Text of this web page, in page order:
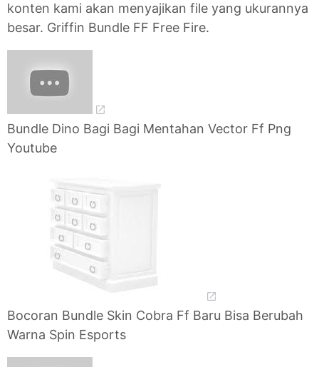
konten kami akan menyajikan file yang ukurannya
besar. Griffin Bundle FF Free Fire.
Bundle Dino Bagi Bagi Mentahan Vector Ff Png
Youtube
Bocoran Bundle Skin Cobra Ff Baru Bisa Berubah
Warna Spin Esports